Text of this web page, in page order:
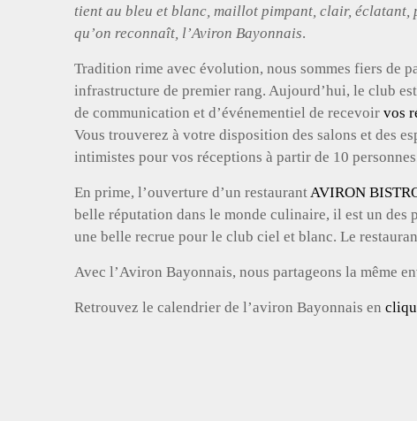
tient au bleu et blanc, maillot pimpant, clair, éclatant,
qu’on reconnaît, l’Aviron Bayonnais.
Tradition rime avec évolution, nous sommes fiers de
infrastructure de premier rang. Aujourd’hui, le club
de communication et d’événementiel de recevoir vos
Vous trouverez à votre disposition des salons et des
intimistes pour vos réceptions à partir de 10
En prime, l’ouverture d’un restaurantAVIRON
belle réputation dans le monde culinaire, il est un des
une belle recrue pour le club ciel et blanc. Le
Avec l’Aviron Bayonnais, nous partageons la même
Retrouvez le calendrier de l’aviron Bayonnais en